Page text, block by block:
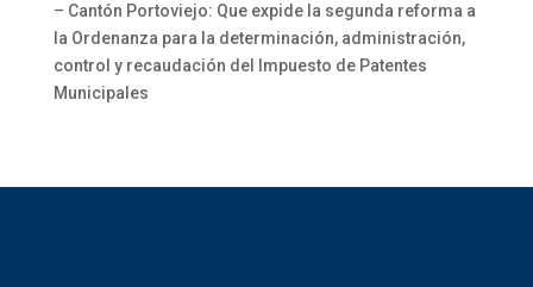
– Cantón Portoviejo: Que expide la segunda reforma a
la Ordenanza para la determinación, administración,
control y recaudación del Impuesto de Patentes
Municipales